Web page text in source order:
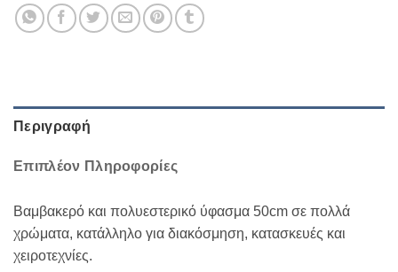
Περιγραφή
Επιπλέον Πληροφορίες
Βαμβακερό και πολυεστερικό ύφασμα 50cm σε πολλά
χρώματα, κατάλληλo για διακόσμηση, κατασκευές και
χειροτεχνίες.